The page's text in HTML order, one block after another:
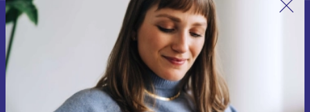
Recevoir offres et infos de refurbed
par mail
Ne manquez plus aucune offre.